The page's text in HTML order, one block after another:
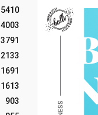
5410
4003
3791
2133
1691
1613
903